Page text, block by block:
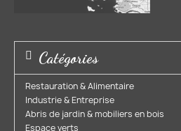
Catégories
Restauration & Alimentaire
Industrie & Entreprise​
Abris de jardin & mobiliers en bois​
Espace verts​